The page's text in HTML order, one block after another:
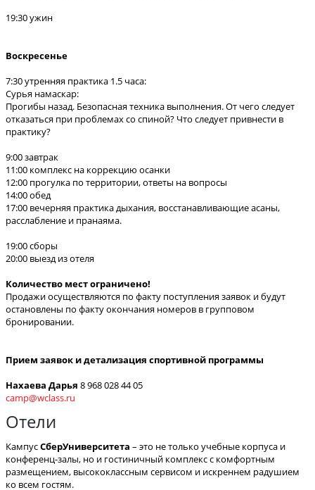
19:30 ужин
Воскресенье
7:30 утренняя практика 1.5 часа:
Сурья намаскар:
Прогибы назад. Безопасная техника выполнения. От чего следует
отказаться при проблемах со спиной? Что следует привнести в
практику?
9:00 завтрак
11:00 комплекс на коррекцию осанки
12:00 прогулка по территории, ответы на вопросы
14:00 обед
17:00 вечерняя практика дыхания, восстанавливающие асаны,
расслабление и пранаяма.
19:00 сборы
20:00 выезд из отеля
Количество мест ограничено!
Продажи осуществляются по факту поступления заявок и будут
остановлены по факту окончания номеров в групповом
бронировании.
Прием заявок и детализация спортивной программы
Нахаева Дарья 8 968 028 44 05
camp@wclass.ru
Отели
КампусСберУниверситета – это не только учебные корпуса и
конференц-залы, но и гостиничный комплекс с комфортным
размещением, высококлассным сервисом и искреннем радушием
ко всем гостям.